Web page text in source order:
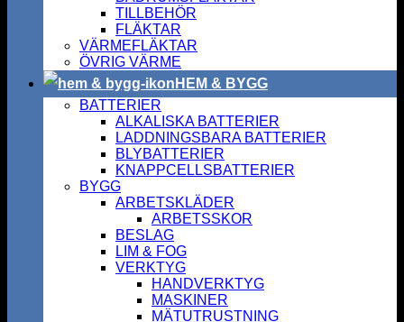
TILLBEHÖR
FLÄKTAR
VÄRMEFLÄKTAR
ÖVRIG VÄRME
HEM & BYGG
BATTERIER
ALKALISKA BATTERIER
LADDNINGSBARA BATTERIER
BLYBATTERIER
KNAPPCELLSBATTERIER
BYGG
ARBETSKLÄDER
ARBETSSKOR
BESLAG
LIM & FOG
VERKTYG
HANDVERKTYG
MASKINER
MÄTUTRUSTNING